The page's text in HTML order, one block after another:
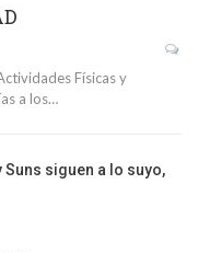
Físicas y
a los…
Suns siguen a lo suyo,